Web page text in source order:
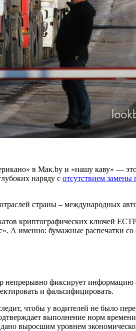
в Maк.by и «нашу каву» —
наряду с отсутствием замены
страны – международных
криптографических ключей
А именно: бумажные распечатки со
непрерывно фиксирует
и фальсифицировать.
чтобы у водителей не было
выполнение норм
выросшим уровнем